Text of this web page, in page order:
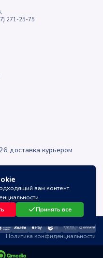
вам контент.
Принять все
271-25-75
доставка курьером
Политика конфиденциальности